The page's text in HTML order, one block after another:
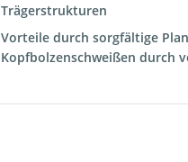
Trägerstrukturen
Vorteile durch sorgfältige
Kopfbolzenschweißen durch